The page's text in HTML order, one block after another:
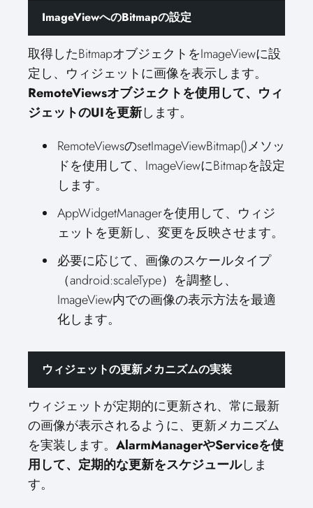
ImageViewへのBitmapの設定
取得したBitmapオブジェクトをImageViewに設
定し、ウィジェットに画像を表示します。
RemoteViewsオブジェクトを使用して、ウィ
ジェットのUIを更新します。
RemoteViewsのsetImageViewBitmap()メソッ
ドを使用して、ImageViewにBitmapを設定
します。
AppWidgetManagerを使用して、ウィジ
ェットを更新し、変更を反映させます。
必要に応じて、画像のスケールタイプ
（android:scaleType）を調整し、
ImageView内での画像の表示方法を最適
化します。
ウィジェットの更新メカニズムの実装
ウィジェットが定期的に更新され、常に最新
の画像が表示されるように、更新メカニズム
を実装します。 AlarmManagerやServiceを使
用して、定期的な更新をスケジュールしま
す。